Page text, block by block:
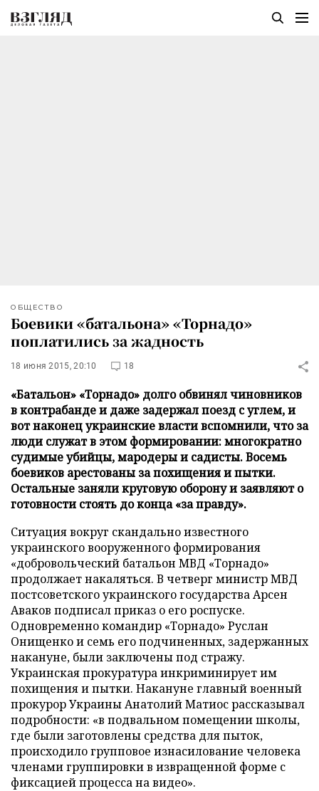
ОБЩЕСТВО
Боевики «батальона» «Торнадо»
поплатились за жадность
18 июня 2015, 20:10 18
«Батальон» «Торнадо» долго обвинял чиновников
в контрабанде и даже задержал поезд с углем, и
вот наконец украинские власти вспомнили, что за
люди служат в этом формировании: многократно
судимые убийцы, мародеры и садисты. Восемь
боевиков арестованы за похищения и пытки.
Остальные заняли круговую оборону и заявляют о
готовности стоять до конца «за правду».
Ситуация вокруг скандально известного
украинского вооруженного формирования
«добровольческий батальон МВД «Торнадо»
продолжает накаляться. В четверг министр МВД
постсоветского украинского государства Арсен
Аваков подписал приказ о его роспуске.
Одновременно командир «Торнадо» Руслан
Онищенко и семь его подчиненных, задержанных
накануне, были заключены под стражу.
Украинская прокуратура инкриминирует им
похищения и пытки. Накануне главный военный
прокурор Украины Анатолий Матиос рассказывал
подробности: «в подвальном помещении школы,
где были заготовлены средства для пыток,
происходило групповое изнасилование человека
членами группировки в извращенной форме с
фиксацией процесса на видео».